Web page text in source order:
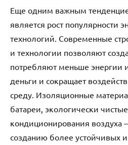
Еще одним важным
является рост популярности
технологий. Современные
и технологии позволяют
потребляют меньше энергии
деньги и сокращает
среду. Изоляционные
батареи, экологически
кондиционирования воздуха –
созданию более устойчивых